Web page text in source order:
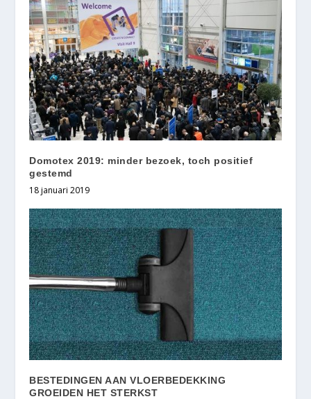
Domotex 2019: minder bezoek, toch positief
gestemd
18 januari 2019
BESTEDINGEN AAN VLOERBEDEKKING
GROEIDEN HET STERKST